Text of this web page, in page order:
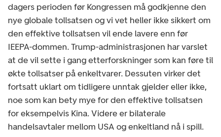
dagers perioden før Kongressen må godkjenne den
nye globale tollsatsen og vi vet heller ikke sikkert om
den effektive tollsatsen vil ende lavere enn før
IEEPA-dommen. Trump-administrasjonen har varslet
at de vil sette i gang etterforskninger som kan føre til
økte tollsatser på enkeltvarer. Dessuten virker det
fortsatt uklart om tidligere unntak gjelder eller ikke,
noe som kan bety mye for den effektive tollsatsen
for eksempelvis Kina. Videre er bilaterale
handelsavtaler mellom USA og enkeltland nå i spill.